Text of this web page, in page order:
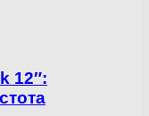
12″: